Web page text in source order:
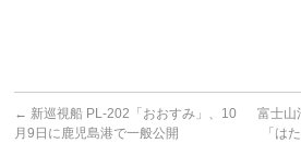
← 新巡視船 PL-202「おおすみ」、10
月9日に鹿児島港で一般公開
富士山
「は